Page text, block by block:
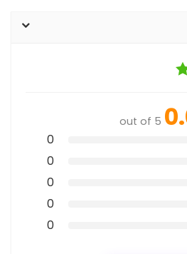
out of 5
0
0
0
0
0